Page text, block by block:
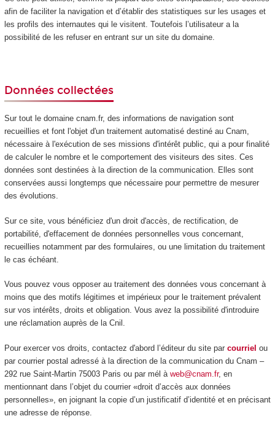
afin de faciliter la navigation et d’établir des statistiques sur les usages et
les profils des internautes qui le visitent. Toutefois l’utilisateur a la
possibilité de les refuser en entrant sur un site du domaine.
Données collectées
Sur tout le domaine cnam.fr, des informations de navigation sont
recueillies et font l'objet d'un traitement automatisé destiné au Cnam,
nécessaire à l'exécution de ses missions d'intérêt public, qui a pour finalité
de calculer le nombre et le comportement des visiteurs des sites. Ces
données sont destinées à la direction de la communication. Elles sont
conservées aussi longtemps que nécessaire pour permettre de mesurer
des évolutions.
Sur ce site, vous bénéficiez d'un droit d'accès, de rectification, de
portabilité, d'effacement de données personnelles vous concernant,
recueillies notamment par des formulaires, ou une limitation du traitement
le cas échéant.
Vous pouvez vous opposer au traitement des données vous concernant à
moins que des motifs légitimes et impérieux pour le traitement prévalent
sur vos intérêts, droits et obligation. Vous avez la possibilité d'introduire
une réclamation auprès de la Cnil.
Pour exercer vos droits, contactez d'abord l’éditeur du site par courriel ou
par courrier postal adressé à la direction de la communication du Cnam –
292 rue Saint-Martin 75003 Paris ou par mél à web@cnam.fr, en
mentionnant dans l’objet du courrier «droit d’accès aux données
personnelles», en joignant la copie d’un justificatif d’identité et en précisant
une adresse de réponse.